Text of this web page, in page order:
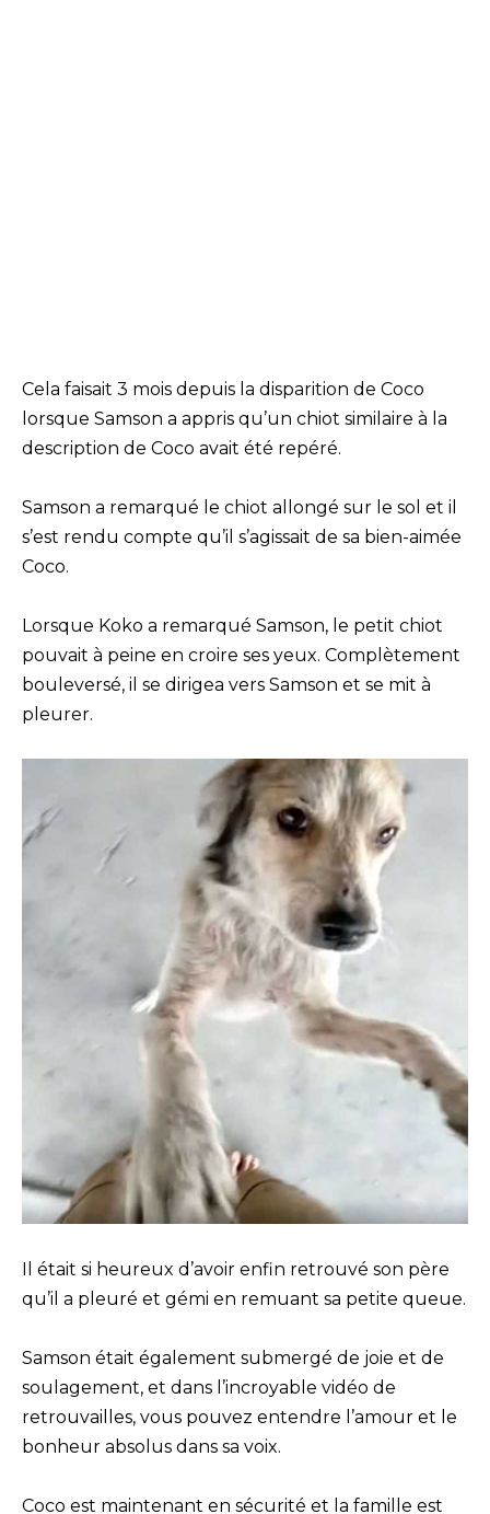
Cela faisait 3 mois depuis la disparition de Coco
lorsque Samson a appris qu’un chiot similaire à la
description de Coco avait été repéré.
Samson a remarqué le chiot allongé sur le sol et il
s’est rendu compte qu’il s’agissait de sa bien-aimée
Coco.
Lorsque Koko a remarqué Samson, le petit chiot
pouvait à peine en croire ses yeux. Complètement
bouleversé, il se dirigea vers Samson et se mit à
pleurer.
Il était si heureux d’avoir enfin retrouvé son père
qu’il a pleuré et gémi en remuant sa petite queue.
Samson était également submergé de joie et de
soulagement, et dans l’incroyable vidéo de
retrouvailles, vous pouvez entendre l’amour et le
bonheur absolus dans sa voix.
Coco est maintenant en sécurité et la famille est